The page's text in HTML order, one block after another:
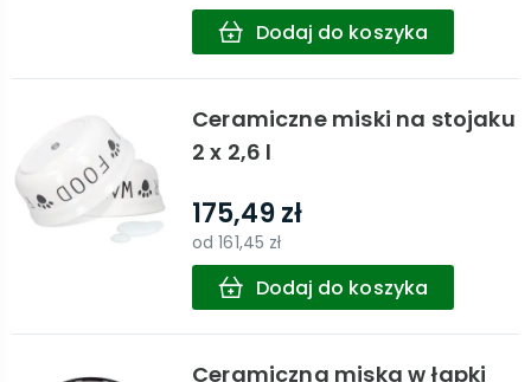
Dodaj do koszyka
Ceramiczne miski na stojaku
2 x 2,6 l
175,49 zł
od161,45 zł
Dodaj do koszyka
Ceramiczna miska w łapki